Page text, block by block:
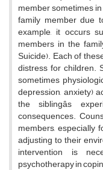
member sometimes
family member due
example, it occurs
members in the
Suicide). Each of
distress for children.
sometimes
depression, anxiety)
the siblingâs
consequences.
members, especially
adjusting to their
intervention is
psychotherapy in